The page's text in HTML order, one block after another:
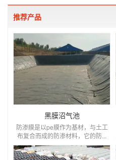
推荐产品
黑膜沼气池
防渗膜是以pe膜作为基材，与土工
布复合而成的防渗材料，它的防...